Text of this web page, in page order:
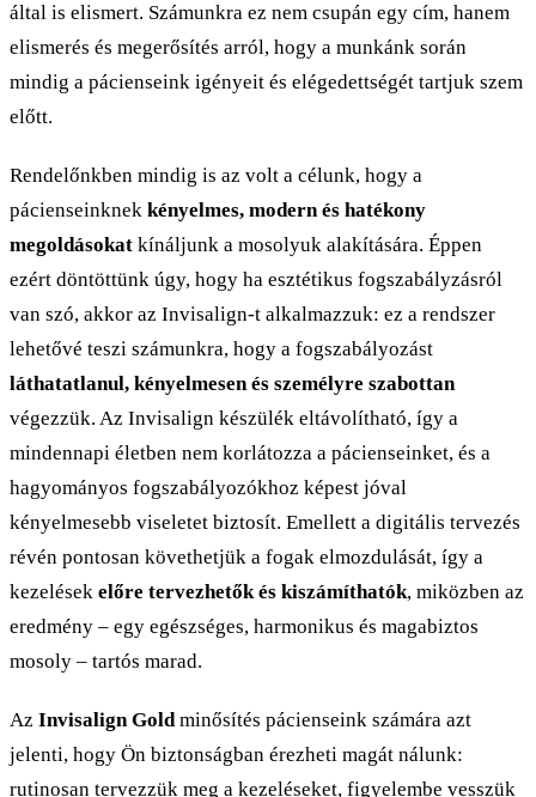
által is elismert. Számunkra ez nem csupán egy cím, hanem
elismerés és megerősítés arról, hogy a munkánk során
mindig a pácienseink igényeit és elégedettségét tartjuk szem
előtt.
Rendelőnkben mindig is az volt a célunk, hogy a
pácienseinknek kényelmes, modern és hatékony
megoldásokat kínáljunk a mosolyuk alakítására. Éppen
ezért döntöttünk úgy, hogy ha esztétikus fogszabályzásról
van szó, akkor az Invisalign-t alkalmazzuk: ez a rendszer
lehetővé teszi számunkra, hogy a fogszabályozást
láthatatlanul, kényelmesen és személyre szabottan
végezzük. Az Invisalign készülék eltávolítható, így a
mindennapi életben nem korlátozza a pácienseinket, és a
hagyományos fogszabályozókhoz képest jóval
kényelmesebb viseletet biztosít. Emellett a digitális tervezés
révén pontosan követhetjük a fogak elmozdulását, így a
kezelések előre tervezhetők és kiszámíthatók, miközben az
eredmény – egy egészséges, harmonikus és magabiztos
mosoly – tartós marad.
Az Invisalign Goldminősítés pácienseink számára azt
jelenti, hogy Ön biztonságban érezheti magát nálunk:
rutinosan tervezzük meg a kezeléseket, figyelembe vesszük